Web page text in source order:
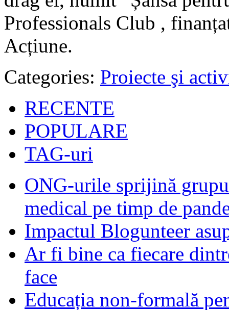
Professionals Club ,
Acțiune.
Categories: Proiecte şi
RECENTE
POPULARE
TAG-uri
ONG-urile sprijină
medical pe timp de
Impactul Blogunteer
Ar fi bine ca fiecare
face
Educația non-formală